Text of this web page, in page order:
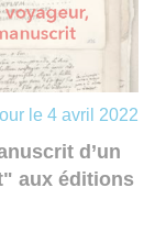
le 4 avril 2022
d’un
aux éditions